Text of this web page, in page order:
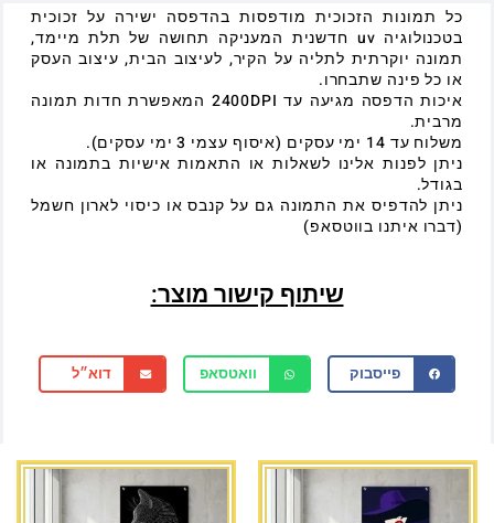
כל תמונות הזכוכית מודפסות בהדפסה ישירה על זכוכית
בטכנולוגיה uv חדשנית המעניקה תחושה של תלת מיימד,
תמונה יוקרתית לתליה על הקיר, לעיצוב הבית, עיצוב העסק
או כל פינה שתבחרו.
איכות הדפסה מגיעה עד 2400DPI המאפשרת חדות תמונה
מרבית.
משלוח עד 14 ימי עסקים (איסוף עצמי 3 ימי עסקים).
ניתן לפנות אלינו לשאלות או התאמות אישיות בתמונה או
בגודל.
ניתן להדפיס את התמונה גם על קנבס או כיסוי לארון חשמל
(דברו איתנו בווטסאפ)
שיתוף קישור מוצר:
פייסבוק וואטסאפ דוא״ל